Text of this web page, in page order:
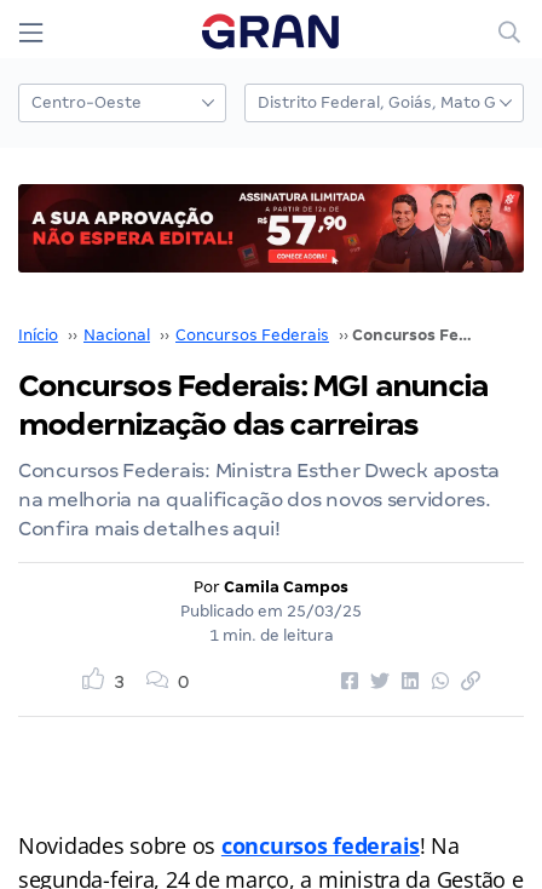
Início ›› Nacional ›› Concursos Federais ›› Concursos Federais: MGI anuncia modernização das carreiras
Concursos Federais: MGI anuncia
modernização das carreiras
Concursos Federais: Ministra Esther Dweck aposta
na melhoria na qualificação dos novos servidores.
Confira mais detalhes aqui!
Por Camila Campos
Publicado em 25/03/25
1 min. de leitura
3 0
Novidades sobre os concursos federais! Na
segunda-feira, 24 de março, a ministra da Gestão e